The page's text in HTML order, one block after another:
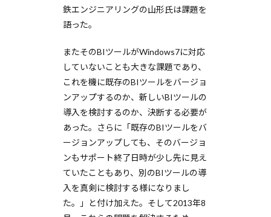
鉄エンジニアリングの山形氏は課題を
語った。
またそのBIツールがWindows7に対応
していないことも大きな課題であり、
これを機に既存のBIツールをバージョ
ンアップするのか、新しいBIツールの
導入を検討するのか、決断する必要が
あった。さらに「既存のBIツールをバ
ージョンアップしても、そのバージョ
ンもサポート終了日時が少し先に見え
ていたこともあり、別のBIツールの導
入を真剣に検討する様になりまし
た。」と付け加えた。そして2013年8